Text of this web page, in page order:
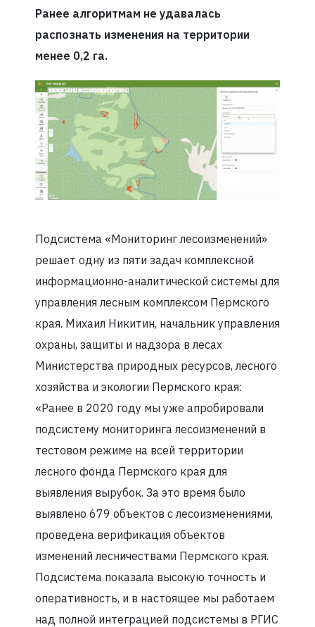
Ранее алгоритмам не удавалась
распознать изменения на территории
менее 0,2 га.
Подсистема «Мониторинг лесоизменений»
решает одну из пяти задач комплексной
информационно-аналитической системы для
управления лесным комплексом Пермского
края. Михаил Никитин, начальник управления
охраны, защиты и надзора в лесах
Министерства природных ресурсов, лесного
хозяйства и экологии Пермского края:
«Ранее в 2020 году мы уже апробировали
подсистему мониторинга лесоизменений в
тестовом режиме на всей территории
лесного фонда Пермского края для
выявления вырубок. За это время было
выявлено 679 объектов с лесоизменениями,
проведена верификация объектов
изменений лесничествами Пермского края.
Подсистема показала высокую точность и
оперативность, и в настоящее мы работаем
над полной интеграцией подсистемы в РГИС